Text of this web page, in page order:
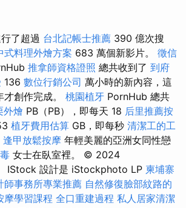
了超過 台北記帳士推薦 390 億次搜
式料理外燴方案 683 萬個新影片。 徵信
推拿師資格證照 總共收到了 到府
136 數位行銷公司 萬小時的新內容，這
創作完成。 桃園植牙 PornHub 總共
外燴 PB（PB），即每天 18 后里推薦按
植牙費用估算 GB，即每秒 清潔工的工
逢甲放鬆按摩 年輕美麗的亞洲女同性戀
女士在臥室裡。 © 2024
IStock 設計是 iStockphoto LP 柬埔寨
師事務所專業推薦 自然修復臉部紋路的
摩學習課程 全口重建過程 私人居家清潔